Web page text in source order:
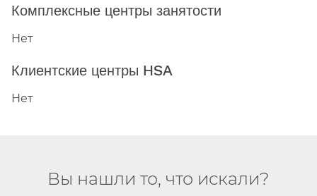
Комплексные центры занятости​​
Нет​​
Клиентские центры HSA​​
Нет​​
Вы нашли то, что искали?​​